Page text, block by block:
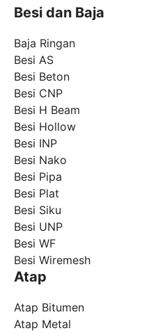
Besi dan Baja
Baja Ringan
Besi AS
Besi Beton
Besi CNP
Besi H Beam
Besi Hollow
Besi INP
Besi Nako
Besi Pipa
Besi Plat
Besi Siku
Besi UNP
Besi WF
Besi Wiremesh
Atap
Atap Bitumen
Atap Metal